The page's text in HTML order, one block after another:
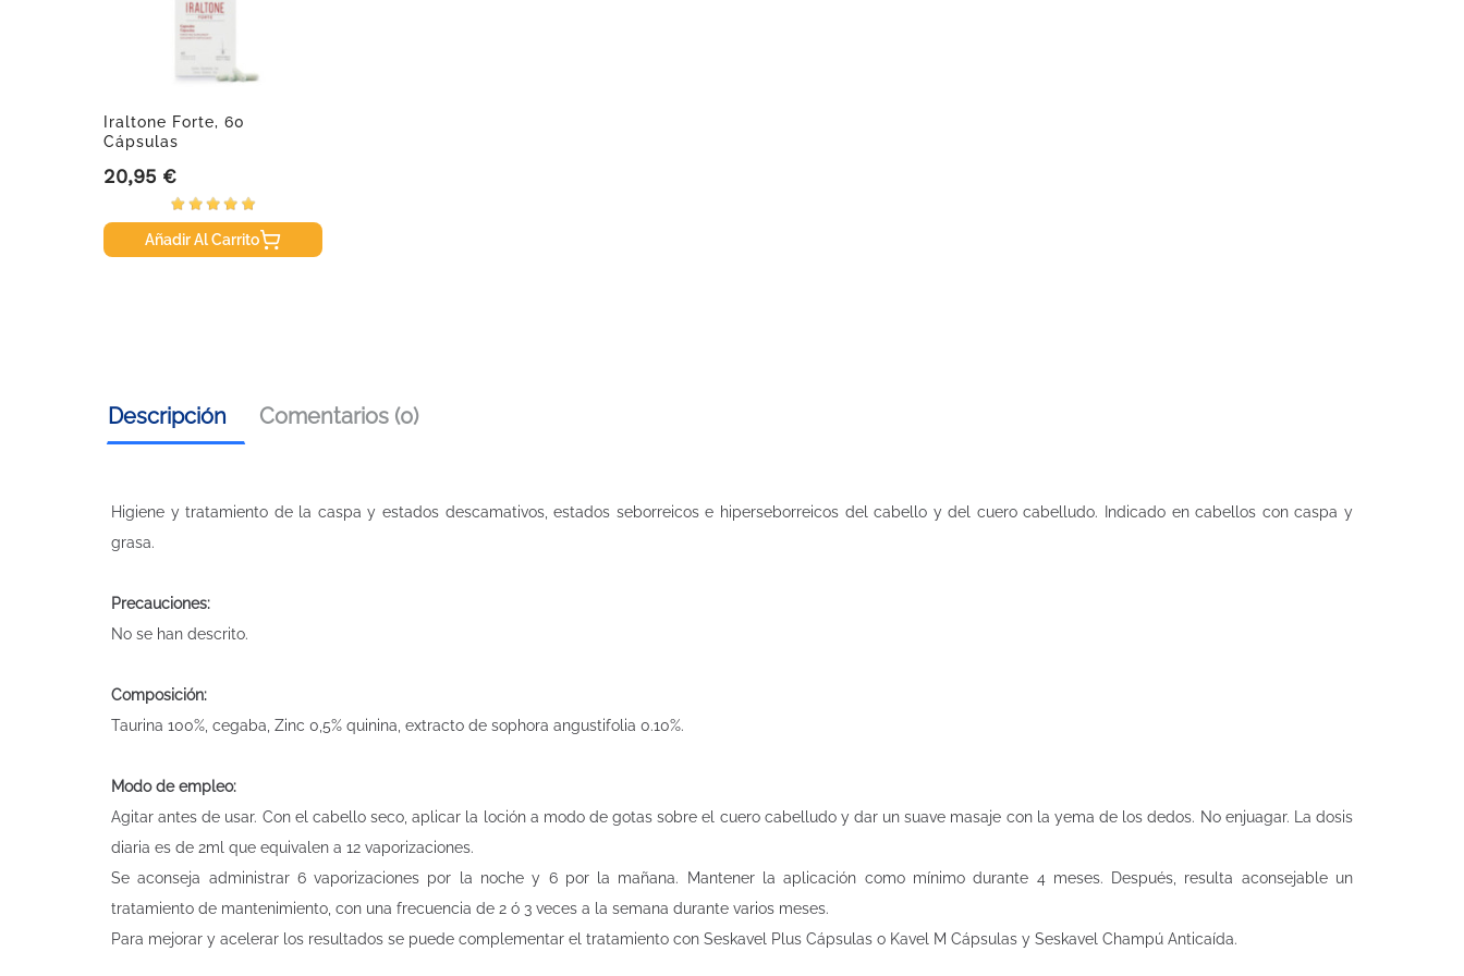
Iraltone Forte, 60
Cápsulas
Precio
20,95 €
Añadir Al Carrito
Descripción Comentarios (0)
Higiene y tratamiento de la caspa y estados descamativos, estados seborreicos e hiperseborreicos del cabello y del cuero cabelludo. Indicado en cabellos con caspa y
grasa.
Precauciones:
No se han descrito.
Composición:
Taurina 100%, cegaba, Zinc 0,5% quinina, extracto de sophora angustifolia 0.10%.
Modo de empleo:
Agitar antes de usar. Con el cabello seco, aplicar la loción a modo de gotas sobre el cuero cabelludo y dar un suave masaje con la yema de los dedos. No enjuagar. La dosis
diaria es de 2ml que equivalen a 12 vaporizaciones.
Se aconseja administrar 6 vaporizaciones por la noche y 6 por la mañana. Mantener la aplicación como mínimo durante 4 meses. Después, resulta aconsejable un
tratamiento de mantenimiento, con una frecuencia de 2 ó 3 veces a la semana durante varios meses.
Para mejorar y acelerar los resultados se puede complementar el tratamiento con Seskavel Plus Cápsulas o Kavel M Cápsulas y Seskavel Champú Anticaída.